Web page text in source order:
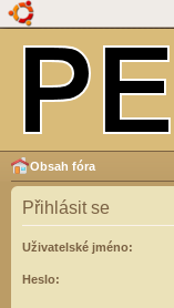
Obsah fóra
Přihlásit se
Uživatelské jméno:
Heslo: